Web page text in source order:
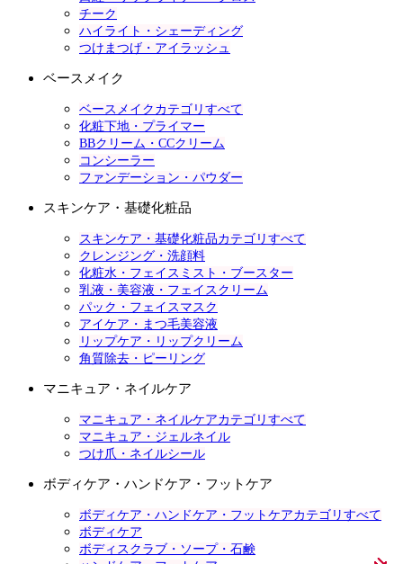
チーク
ハイライト・シェーディング
つけまつげ・アイラッシュ
ベースメイク
ベースメイクカテゴリすべて
化粧下地・プライマー
BBクリーム・CCクリーム
コンシーラー
ファンデーション・パウダー
スキンケア・基礎化粧品
スキンケア・基礎化粧品カテゴリすべて
クレンジング・洗顔料
化粧水・フェイスミスト・ブースター
乳液・美容液・フェイスクリーム
パック・フェイスマスク
アイケア・まつ毛美容液
リップケア・リップクリーム
角質除去・ピーリング
マニキュア・ネイルケア
マニキュア・ネイルケアカテゴリすべて
マニキュア・ジェルネイル
つけ爪・ネイルシール
ボディケア・ハンドケア・フットケア
ボディケア・ハンドケア・フットケアカテゴリすべて
ボディケア
ボディスクラブ・ソープ・石鹸